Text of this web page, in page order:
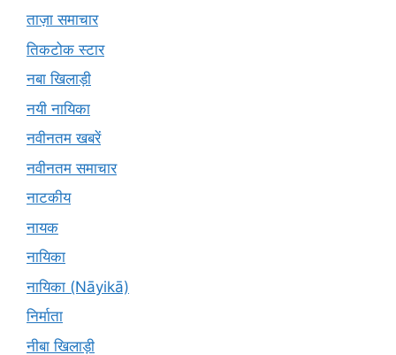
ताज़ा समाचार
तिकटोक स्टार
नबा खिलाड़ी
नयी नायिका
नवीनतम खबरें
नवीनतम समाचार
नाटकीय
नायक
नायिका
नायिका (Nāyikā)
निर्माता
नीबा खिलाड़ी